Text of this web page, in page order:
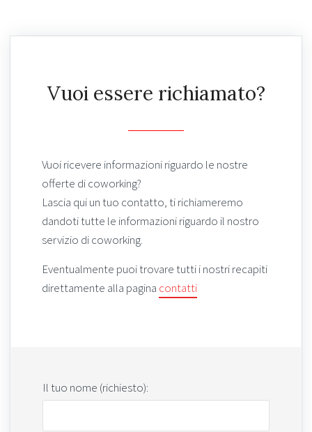
Vuoi essere richiamato?
Vuoi ricevere informazioni riguardo le nostre
offerte di coworking?
Lascia qui un tuo contatto, ti richiameremo
dandoti tutte le informazioni riguardo il nostro
servizio di coworking.
Eventualmente puoi trovare tutti i nostri recapiti
direttamente alla pagina contatti
Il tuo nome (richiesto):